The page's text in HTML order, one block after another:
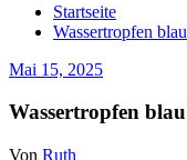
Startseite
Wassertropfen blau
Mai 15, 2025
Wassertropfen blau
Von Ruth